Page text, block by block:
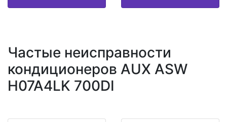
Частые неисправности
кондиционеров AUX ASW
H07A4LK 700DI